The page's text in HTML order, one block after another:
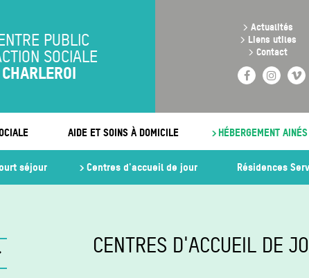
PUBLIC
SOCIALE
CHARLEROI
> Actualités
> Liens utiles
> Contact
Facebook
AIDE ET SOINS À DOMICILE HÉBERGEMENT AINÉS
séjour Centres d'accueil de jour Résidences
CENTRES D'ACCUEIL DE